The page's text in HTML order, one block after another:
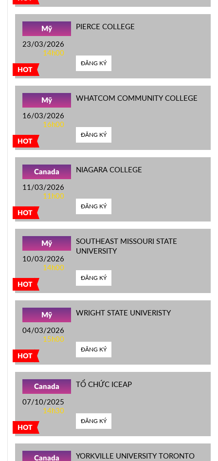
HOT
Mỹ
23/03/2026
14h00
PIERCE COLLEGE
ĐĂNG KÝ
HOT
Mỹ
16/03/2026
16h00
WHATCOM COMMUNITY COLLEGE
ĐĂNG KÝ
HOT
Canada
11/03/2026
11h00
NIAGARA COLLEGE
ĐĂNG KÝ
HOT
Mỹ
10/03/2026
14h00
SOUTHEAST MISSOURI STATE
UNIVERSITY
ĐĂNG KÝ
HOT
Mỹ
04/03/2026
15h00
WRIGHT STATE UNIVERISTY
ĐĂNG KÝ
HOT
Canada
07/10/2025
14h30
TỔ CHỨC ICEAP
ĐĂNG KÝ
Canada
YORKVILLE UNIVERSITY TORONTO